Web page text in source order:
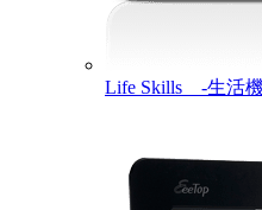
Life Skills -生活